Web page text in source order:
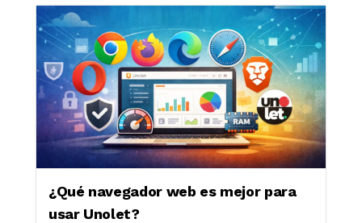
¿Qué navegador web es mejor para
usar Unolet?